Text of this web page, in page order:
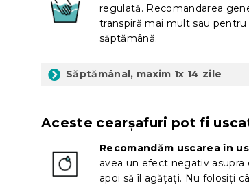
regulată. Recomandarea
transpiră mai mult sau
săptămână.
Săptămânal, maxim 1x 14 zile
Aceste cearșafuri pot fi
Recomandăm uscarea în
avea un efect negativ
apoi să îl agățați. Nu folosiți